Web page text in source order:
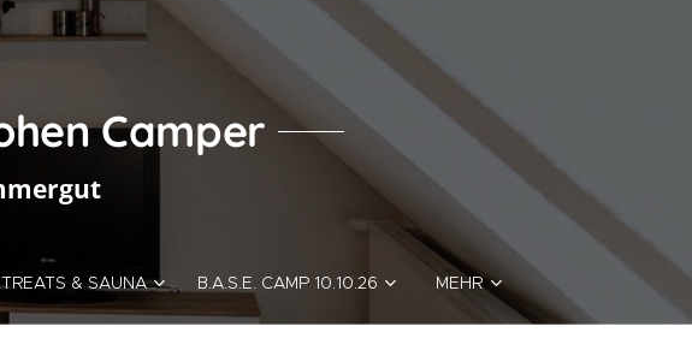
Camper
& SAUNA B.A.S.E. CAMP 10.10.26 MEHR